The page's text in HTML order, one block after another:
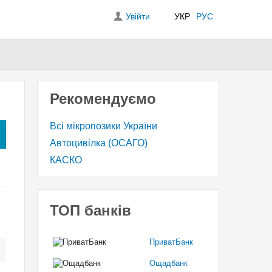
Увійти УКР РУС
Рекомендуємо
Всі мікропозики України
Автоцивілка (ОСАГО)
КАСКО
ТОП банків
ПриватБанк
Ощадбанк